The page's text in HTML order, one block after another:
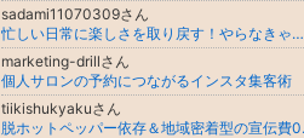
sadami11070309さん
忙しい日常に楽しさを取り戻す！やらなきゃばかりの毎日から自分の時間を大事にできるようになる効果的なエネルギーの整え方
marketing-drillさん
個人サロンの予約につながるインスタ集客術
tiikishukyakuさん
脱ホットペッ